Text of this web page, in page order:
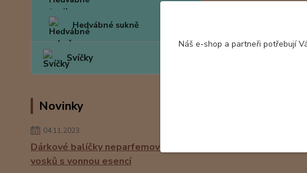
Hedvábné sukně
Svíčky
Novinky
04.11.2023
Dárkové balíčky neparfemovaných
vosků s vonnou esencí
Tento konkrétní
Hedvábné šátky
Náš e-shop a partneři potřebují